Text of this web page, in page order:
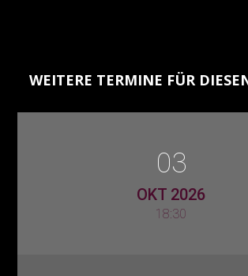
WEITERE TERMINE FÜR
03
OKT 2026
18:30